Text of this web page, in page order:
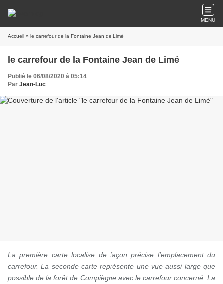
MENU
Accueil » le carrefour de la Fontaine Jean de Limé
le carrefour de la Fontaine Jean de Limé
Publié le 06/08/2020 à 05:14
Par Jean-Luc
La première carte localise de façon précise l'emplacement du
carrefour. La seconde carte représente une vue aussi large que
possible de la forêt de Compiègne avec le carrefour concerné. La